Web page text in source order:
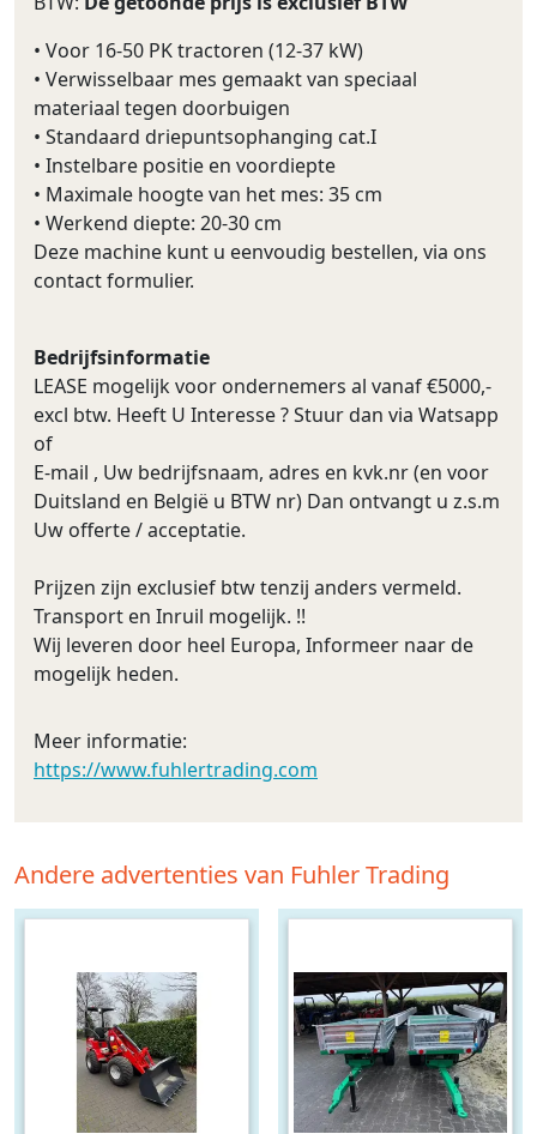
• Voor 16-50 PK tractoren (12-37 kW)
• Verwisselbaar mes gemaakt van speciaal
materiaal tegen doorbuigen
• Standaard driepuntsophanging cat.I
• Instelbare positie en voordiepte
• Maximale hoogte van het mes: 35 cm
• Werkend diepte: 20-30 cm
Deze machine kunt u eenvoudig bestellen, via ons
contact formulier.
Bedrijfsinformatie
LEASE mogelijk voor ondernemers al vanaf €5000,-
excl btw. Heeft U Interesse ? Stuur dan via Watsapp
of
E-mail , Uw bedrijfsnaam, adres en kvk.nr (en voor
Duitsland en België u BTW nr) Dan ontvangt u z.s.m
Uw offerte / acceptatie.
Prijzen zijn exclusief btw tenzij anders vermeld.
Transport en Inruil mogelijk. !!
Wij leveren door heel Europa, Informeer naar de
mogelijk heden.
Meer informatie:
https://www.fuhlertrading.com
Andere advertenties van Fuhler Trading